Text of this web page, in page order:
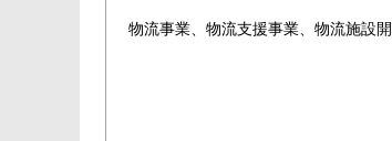
物流事業、物流支援事業、物流施設